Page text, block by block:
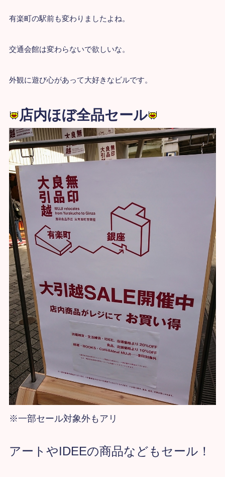
有楽町の駅前も変わりましたよね。
交通会館は変わらないで欲しいな。
外観に遊び心があって大好きなビルです。
店内ほぼ全品セール
※一部セール対象外もアリ
アートやIDEEの商品などもセール！